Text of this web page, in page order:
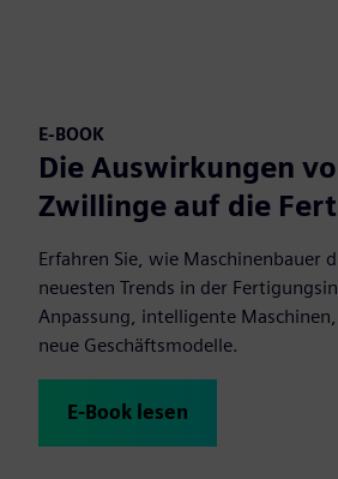
E-BOOK
Die Auswirkungen
Zwillinge auf die
Erfahren Sie, wie
neuesten Trends in der
Anpassung, intelligente
neue Geschäftsmodelle.
E-Book lesen